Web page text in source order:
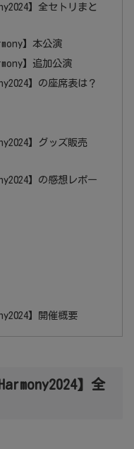
】全セトリまと
】本公演
】追加公演
】の座席表は？
】グッズ販売
】の感想レポー
】開催概要
】全